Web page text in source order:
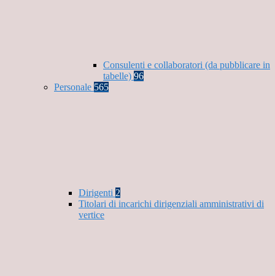
Consulenti e collaboratori (da pubblicare in
tabelle) 96
Personale 565
Dirigenti 2
Titolari di incarichi dirigenziali amministrativi di
vertice